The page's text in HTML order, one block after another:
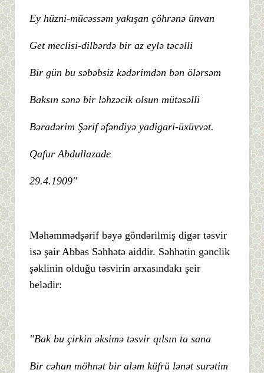
Ey hüzni-mücəssəm yakışan çöhrənə ünvan
Get meclisi-dilbərdə bir az eylə təcəlli
Bir gün bu səbəbsiz kədərimdən bən ölərsəm
Baksın sənə bir ləhzəcik olsun mütəsəlli
Bəradərim Şərif əfəndiyə yadigari-üxüvvət.
Qafur Abdullazade
29.4.1909"
Məhəmmədşərif bəyə göndərilmiş digər təsvir
isə şair Abbas Səhhətə aiddir. Səhhətin gənclik
şəklinin olduğu təsvirin arxasındakı şeir
belədir:
"Bak bu çirkin əksimə təsvir qılsın ta sana
Bir cəhan möhnət bir aləm küfrü lənət surətim